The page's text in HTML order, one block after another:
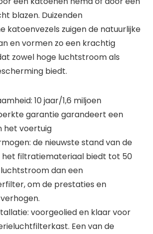
blazen. Duizenden
katoenvezels zuigen de natuurlijke
en vormen zo een krachtig
zowel hoge luchtstroom als
biedt.
10 jaar/1,6 miljoen
garantie garandeert een
het voertuig
de nieuwste stand van de
het filtratiemateriaal biedt tot 50
dan een
om de prestaties en
voorgeolied en klaar voor
Een van de